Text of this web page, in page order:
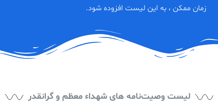
زمان ممکن ، به این لیست افزوده شود.
لیست وصیت‌نامه های شهداء معظم و گرانقدر